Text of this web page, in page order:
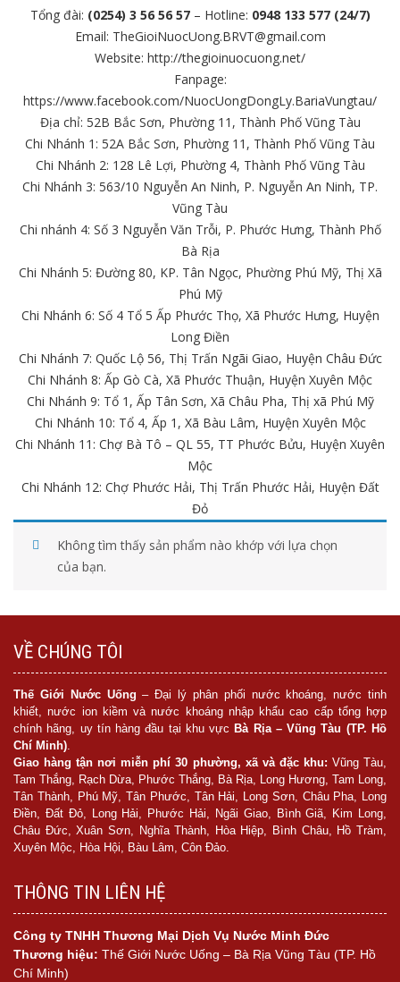
Tổng đài: (0254) 3 56 56 57– Hotline: 0948 133 577 (24/7)
Email: TheGioiNuocUong.BRVT@gmail.com
Website: http://thegioinuocuong.net/
Fanpage:
https://www.facebook.com/NuocUongDongLy.BariaVungtau/
Địa chỉ: 52B Bắc Sơn, Phường 11, Thành Phố Vũng Tàu
Chi Nhánh 1: 52A Bắc Sơn, Phường 11, Thành Phố Vũng Tàu
Chi Nhánh 2: 128 Lê Lợi, Phường 4, Thành Phố Vũng Tàu
Chi Nhánh 3: 563/10 Nguyễn An Ninh, P. Nguyễn An Ninh, TP.
Vũng Tàu
Chi nhánh 4: Số 3 Nguyễn Văn Trỗi, P. Phước Hưng, Thành Phố
Bà Rịa
Chi Nhánh 5: Đường 80, KP. Tân Ngọc, Phường Phú Mỹ, Thị Xã
Phú Mỹ
Chi Nhánh 6: Số 4 Tổ 5 Ấp Phước Thọ, Xã Phước Hưng, Huyện
Long Điền
Chi Nhánh 7: Quốc Lộ 56, Thị Trấn Ngãi Giao, Huyện Châu Đức
Chi Nhánh 8: Ấp Gò Cà, Xã Phước Thuận, Huyện Xuyên Mộc
Chi Nhánh 9: Tổ 1, Ấp Tân Sơn, Xã Châu Pha, Thị xã Phú Mỹ
Chi Nhánh 10: Tổ 4, Ấp 1, Xã Bàu Lâm, Huyện Xuyên Mộc
Chi Nhánh 11: Chợ Bà Tô – QL 55, TT Phước Bửu, Huyện Xuyên
Mộc
Chi Nhánh 12: Chợ Phước Hải, Thị Trấn Phước Hải, Huyện Đất
Đỏ
Không tìm thấy sản phẩm nào khớp với lựa chọn
của bạn.
VỀ CHÚNG TÔI
Thế Giới Nước Uống – Đại lý phân phối nước khoáng, nước tinh
khiết, nước ion kiềm và nước khoáng nhập khẩu cao cấp tổng hợp
chính hãng, uy tín hàng đầu tại khu vực Bà Rịa – Vũng Tàu (TP. Hồ
Chí Minh).
Giao hàng tận nơi miễn phí 30 phường, xã và đặc khu: Vũng Tàu,
Tam Thắng, Rạch Dừa, Phước Thắng, Bà Rịa, Long Hương, Tam Long,
Tân Thành, Phú Mỹ, Tân Phước, Tân Hải, Long Sơn, Châu Pha, Long
Điền, Đất Đỏ, Long Hải, Phước Hải, Ngãi Giao, Bình Giã, Kim Long,
Châu Đức, Xuân Sơn, Nghĩa Thành, Hòa Hiệp, Bình Châu, Hồ Tràm,
Xuyên Mộc, Hòa Hội, Bàu Lâm, Côn Đảo.
THÔNG TIN LIÊN HỆ
Công ty TNHH Thương Mại Dịch Vụ Nước Minh Đức
Thương hiệu: Thế Giới Nước Uống – Bà Rịa Vũng Tàu (TP. Hồ
Chí Minh)